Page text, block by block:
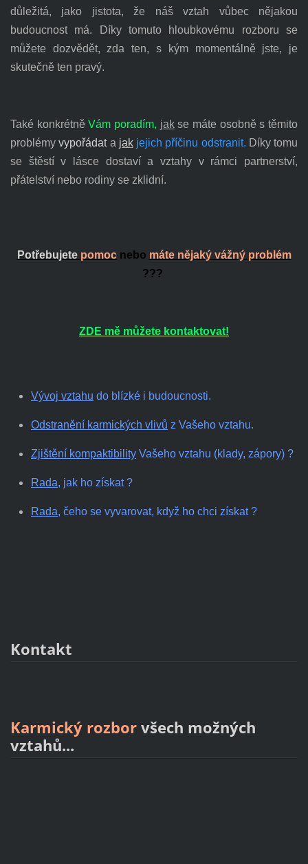
důležitá, jako jistota, že náš vztah vůbec nějakou
budoucnost má. Díky tomuto hloubkovému rozboru se
můžete dozvědět, zda ten, s kým momentálně jste, je
skutečně ten pravý.
Také konkrétněVám poradím, jak se máte osobně s těmito
problémyvypořádata jak jejich příčinu odstranit. Díky tomu
se štěstí v lásce dostaví a vztahy v rámci partnerství,
přátelství nebo rodiny se zklidní.
Potřebujete pomocnebo máte nějaký vážný problém
???
ZDE mě můžete kontaktovat!
Vývoj vztahu do blízké i budoucnosti.
Odstranění karmických vlivů z Vašeho vztahu.
Zjištění kompaktibilityVašeho vztahu (klady, zápory) ?
Rada, jak ho získat ?
Rada, čeho se vyvarovat, když ho chci získat ?
Kontakt
Karmický rozborvšech možných
vztahů...